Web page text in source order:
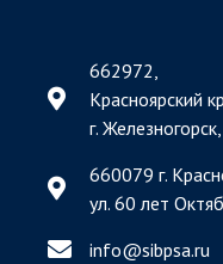
662972,
Красноярский
г.
660079 г.
ул. 60 лет
info@sibpsa.ru